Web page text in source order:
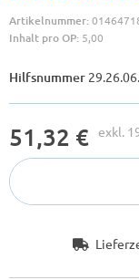
Artikelnummer:
Inhalt pro OP: 5,00
Hilfsnummer
51,32 € exkl.